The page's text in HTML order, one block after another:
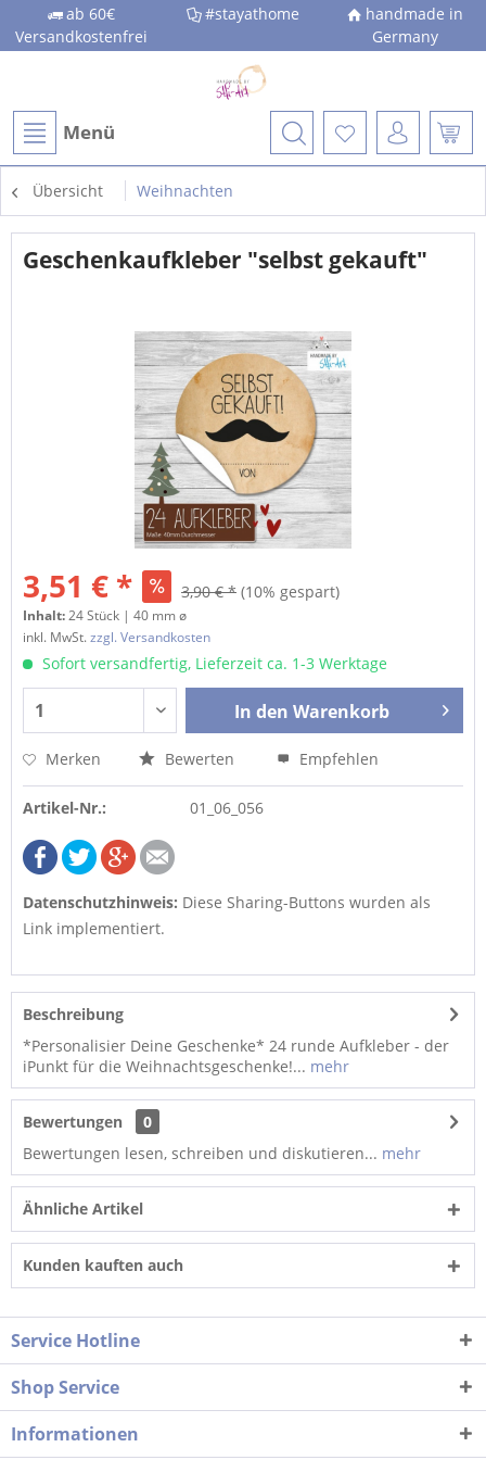
ab 60€
Versandkostenfrei
#stayathome
handmade in
Germany
Menü
Übersicht Weihnachten
Geschenkaufkleber "selbst gekauft"
3,51 € * 3,90 € * (10% gespart)
Inhalt:24 Stück | 40 mm ø
inkl. MwSt.zzgl. Versandkosten
Sofort versandfertig, Lieferzeit ca. 1-3 Werktage
In den Warenkorb
Merken Bewerten Empfehlen
Artikel-Nr.: 01_06_056
Datenschutzhinweis: Diese Sharing-Buttons wurden als
Link implementiert.
Beschreibung
*Personalisier Deine Geschenke* 24 runde Aufkleber - der
iPunkt für die Weihnachtsgeschenke!... mehr
Bewertungen
0
Bewertungen lesen, schreiben und diskutieren... mehr
Ähnliche Artikel
Kunden kauften auch
Service Hotline
Shop Service
Informationen